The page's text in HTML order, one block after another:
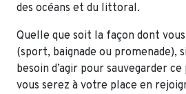
des océans et du littoral.
Quelle que soit la façon dont
(sport, baignade ou promenade),
besoin d’agir pour sauvegarder
vous serez à votre place en